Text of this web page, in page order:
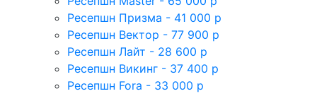
Ресепшн Призма - 41 000 р
Ресепшн Вектор - 77 900 р
Ресепшн Лайт - 28 600 р
Ресепшн Викинг - 37 400 р
Ресепшн Fora - 33 000 р